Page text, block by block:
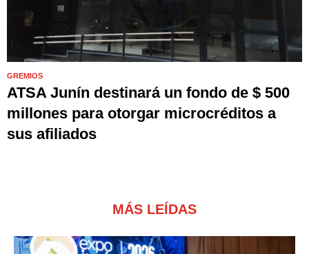
GREMIOS
ATSA Junín destinará un fondo de $ 500
millones para otorgar microcréditos a
sus afiliados
MÁS LEÍDAS